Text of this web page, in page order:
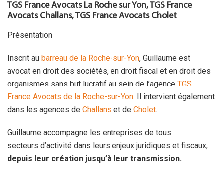
TGS France Avocats La Roche sur Yon, TGS France
Avocats Challans, TGS France Avocats Cholet
Présentation
Inscrit au barreau de la Roche-sur-Yon, Guillaume est
avocat en droit des sociétés, en droit fiscal et en droit des
organismes sans but lucratif au sein de l’agence TGS
France Avocats de la Roche-sur-Yon. Il intervient également
dans les agences de Challans et de Cholet.
Guillaume accompagne les entreprises de tous
secteurs d’activité dans leurs enjeux juridiques et fiscaux,
depuis leur création jusqu’à leur transmission.